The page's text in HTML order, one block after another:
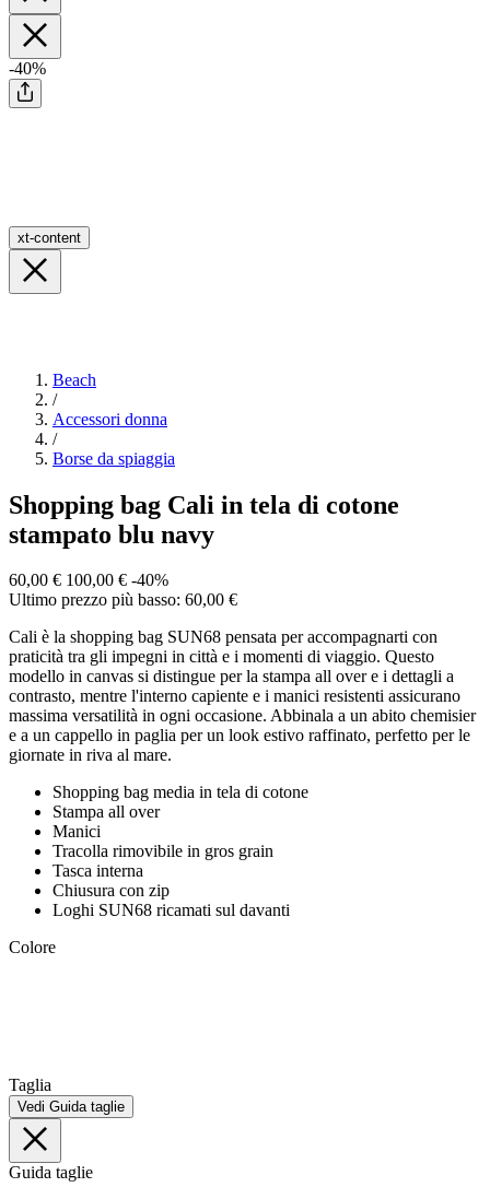
-40%
xt-content
Beach
/
Accessori donna
/
Borse da spiaggia
Shopping bag Cali in tela di cotone
stampato blu navy
60,00 € 100,00 € -40%
Ultimo prezzo più basso: 60,00 €
Cali è la shopping bag SUN68 pensata per accompagnarti con
praticità tra gli impegni in città e i momenti di viaggio. Questo
modello in canvas si distingue per la stampa all over e i dettagli a
contrasto, mentre l'interno capiente e i manici resistenti assicurano
massima versatilità in ogni occasione. Abbinala a un abito chemisier
e a un cappello in paglia per un look estivo raffinato, perfetto per le
giornate in riva al mare.
Shopping bag media in tela di cotone
Stampa all over
Manici
Tracolla rimovibile in gros grain
Tasca interna
Chiusura con zip
Loghi SUN68 ricamati sul davanti
Colore
Taglia
Vedi Guida taglie
Guida taglie